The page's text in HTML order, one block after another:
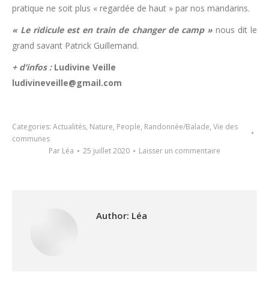
pratique ne soit plus « regardée de haut » par nos mandarins.
« Le ridicule est en train de changer de camp »nous dit le
grand savant Patrick Guillemand.
+ d’infos :Ludivine Veille
ludivineveille@gmail.com
Categories: Actualités, Nature, People, Randonnée/Balade, Vie des
communes
Par Léa 25 juillet 2020 Laisser un commentaire
Author: Léa